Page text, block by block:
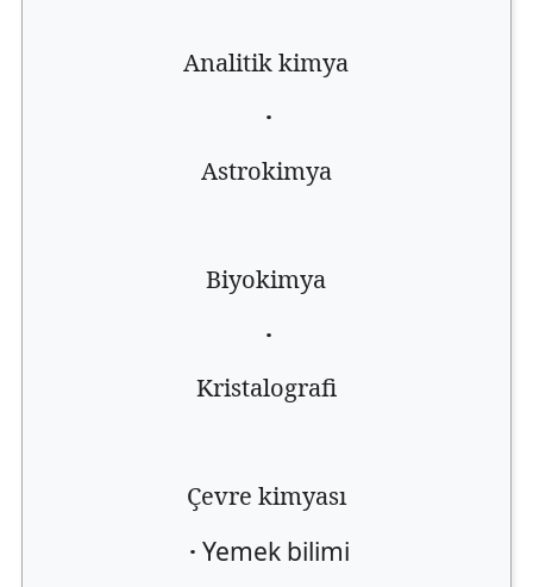
Analitik kimya
·
Astrokimya
Biyokimya
·
Kristalografi
Çevre kimyası
· Yemek bilimi